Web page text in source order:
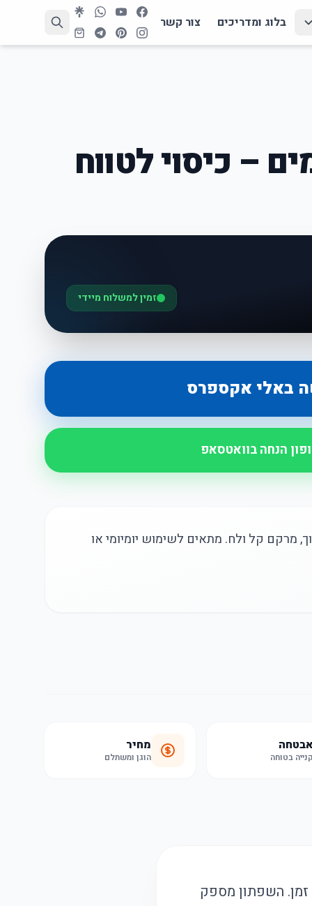
בלוג ומדריכים צור קשר
– כיסוי לטווח
זמין למשלוח מיידי
באלי אקספרס
הנחה בוואטסאפ
מרקם קל ולח. מתאים לשימוש יומיומי או
בטוחה
מחיר
הוגן ומשתלם
זמן. השפתון מספק